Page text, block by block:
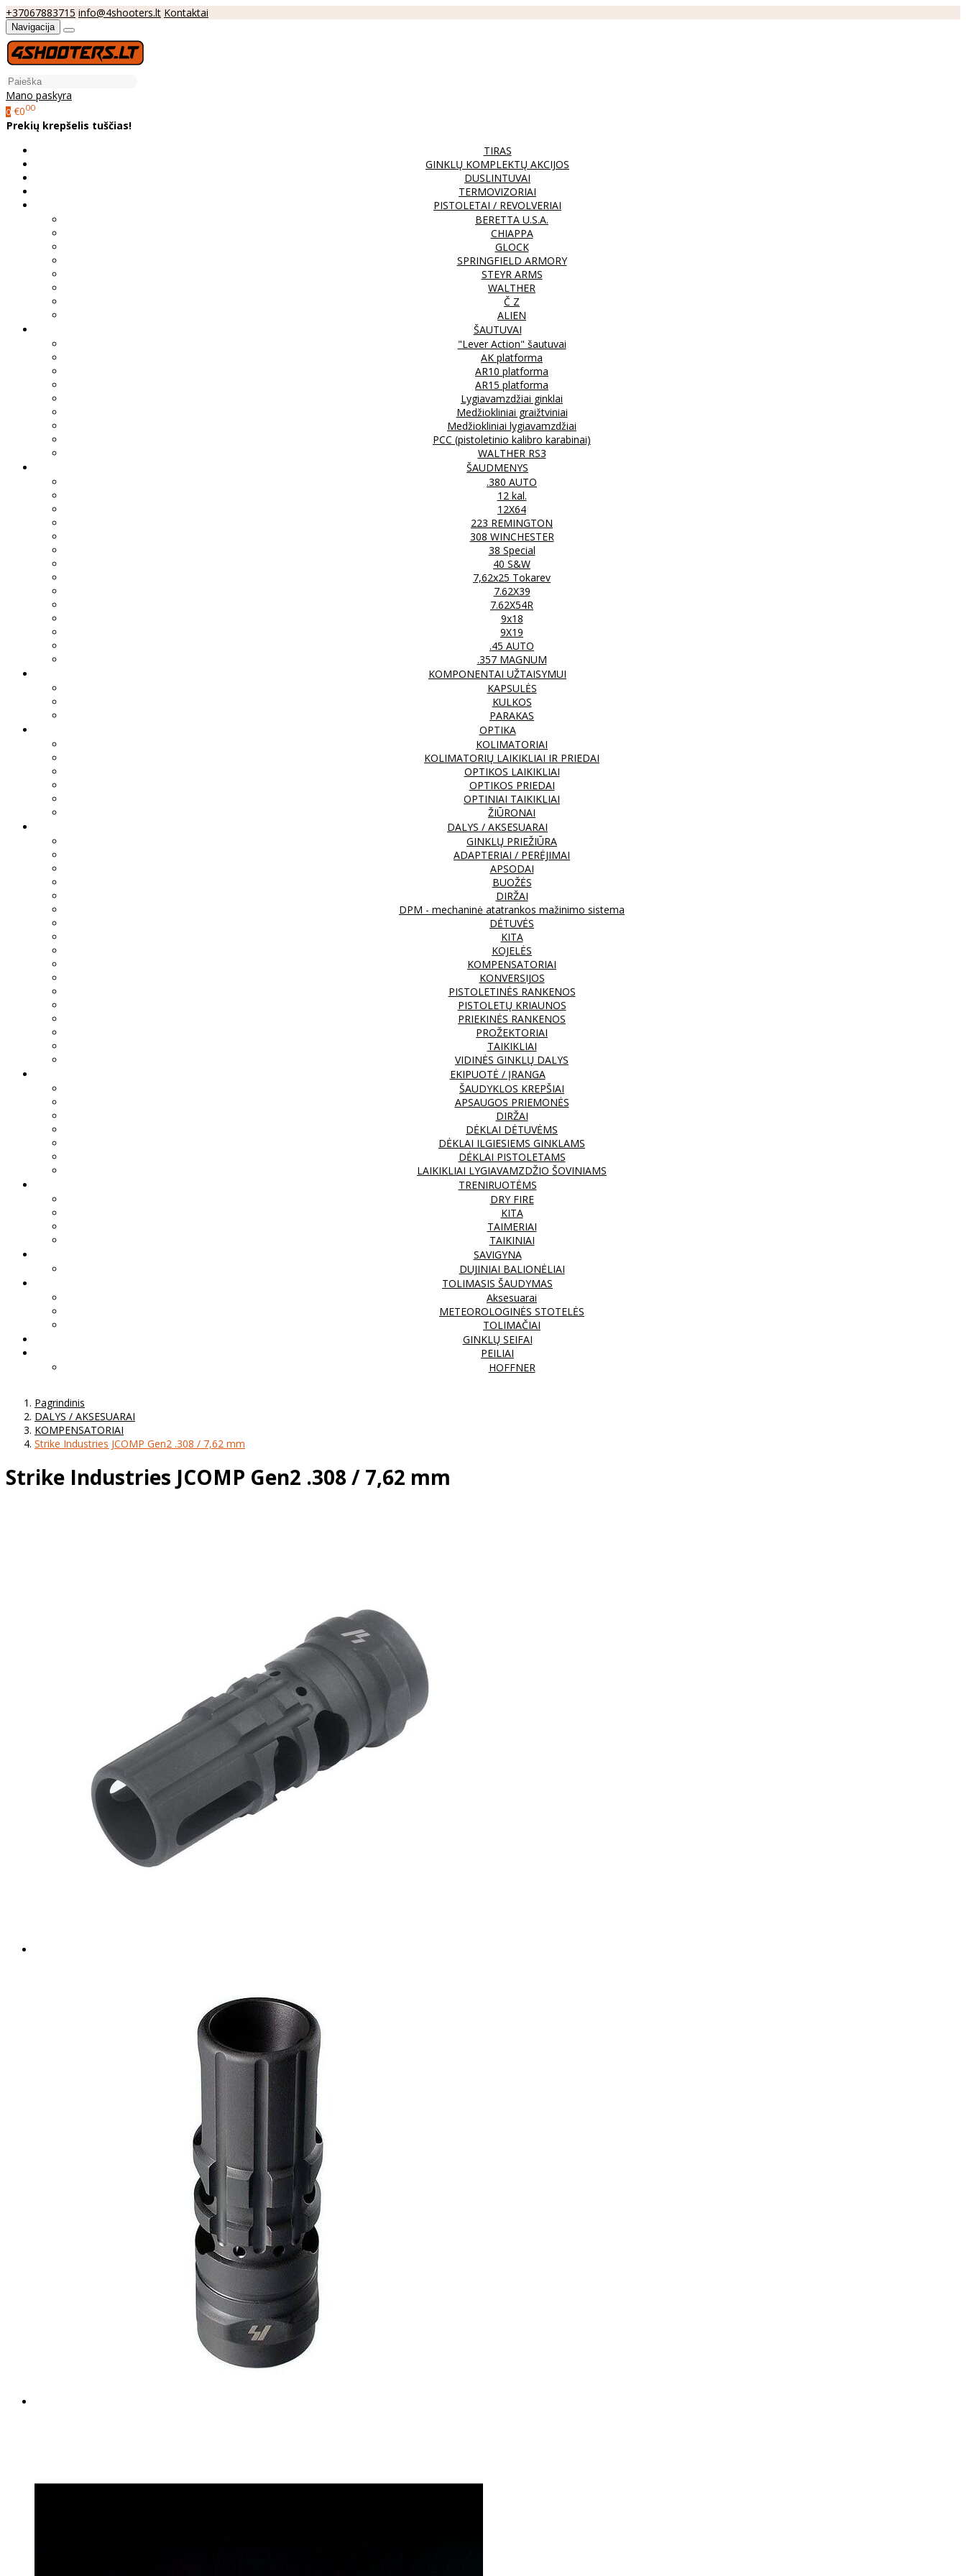
+37067883715 info@4shooters.lt Kontaktai
Navigacija
Mano paskyra
0 €000
Prekių krepšelis tuščias!
TIRAS
GINKLŲ KOMPLEKTŲ AKCIJOS
DUSLINTUVAI
TERMOVIZORIAI
PISTOLETAI / REVOLVERIAI
BERETTA U.S.A.
CHIAPPA
GLOCK
SPRINGFIELD ARMORY
STEYR ARMS
WALTHER
Č Z
ALIEN
ŠAUTUVAI
"Lever Action" šautuvai
AK platforma
AR10 platforma
AR15 platforma
Lygiavamzdžiai ginklai
Medžiokliniai graižtviniai
Medžiokliniai lygiavamzdžiai
PCC (pistoletinio kalibro karabinai)
WALTHER RS3
ŠAUDMENYS
.380 AUTO
12 kal.
12X64
223 REMINGTON
308 WINCHESTER
38 Special
40 S&W
7,62x25 Tokarev
7.62X39
7.62X54R
9x18
9X19
.45 AUTO
.357 MAGNUM
KOMPONENTAI UŽTAISYMUI
KAPSULĖS
KULKOS
PARAKAS
OPTIKA
KOLIMATORIAI
KOLIMATORIŲ LAIKIKLIAI IR PRIEDAI
OPTIKOS LAIKIKLIAI
OPTIKOS PRIEDAI
OPTINIAI TAIKIKLIAI
ŽIŪRONAI
DALYS / AKSESUARAI
GINKLŲ PRIEŽIŪRA
ADAPTERIAI / PERĖJIMAI
APSODAI
BUOŽĖS
DIRŽAI
DPM - mechaninė atatrankos mažinimo sistema
DĖTUVĖS
KITA
KOJELĖS
KOMPENSATORIAI
KONVERSIJOS
PISTOLETINĖS RANKENOS
PISTOLETŲ KRIAUNOS
PRIEKINĖS RANKENOS
PROŽEKTORIAI
TAIKIKLIAI
VIDINĖS GINKLŲ DALYS
EKIPUOTĖ / ĮRANGA
ŠAUDYKLOS KREPŠIAI
APSAUGOS PRIEMONĖS
DIRŽAI
DĖKLAI DĖTUVĖMS
DĖKLAI ILGIESIEMS GINKLAMS
DĖKLAI PISTOLETAMS
LAIKIKLIAI LYGIAVAMZDŽIO ŠOVINIAMS
TRENIRUOTĖMS
DRY FIRE
KITA
TAIMERIAI
TAIKINIAI
SAVIGYNA
DUJINIAI BALIONĖLIAI
TOLIMASIS ŠAUDYMAS
Aksesuarai
METEOROLOGINĖS STOTELĖS
TOLIMAČIAI
GINKLŲ SEIFAI
PEILIAI
HOFFNER
Pagrindinis
DALYS / AKSESUARAI
KOMPENSATORIAI
Strike Industries JCOMP Gen2 .308 / 7,62 mm
Strike Industries JCOMP Gen2 .308 / 7,62 mm